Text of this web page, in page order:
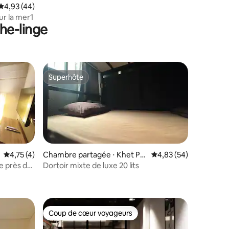
moyenne sur la base de 44 commentaires : 4,93 sur 5
4,93 (44)
la mer1
linge
: 4,73 sur 5
Évaluation moyenne sur la base de 4 commentaires : 4,75 sur 5
4,75 (4)
près de
Superhôte
Superhôte
Chambre partagée ⋅ Khet Ph
ra Nakhon
Évaluation moyenne
4,83 (54)
Dortoir mixte de luxe 20 lits
Coup de cœur voyageurs
Coup de cœur voyageurs